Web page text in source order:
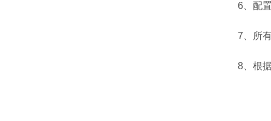
6、配置
7、所有
8、根据